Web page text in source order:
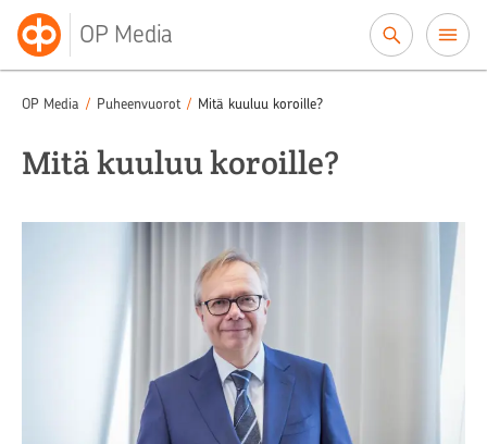
OP Media
OP Media / Puheenvuorot / Mitä kuuluu koroille?
Mitä kuuluu koroille?